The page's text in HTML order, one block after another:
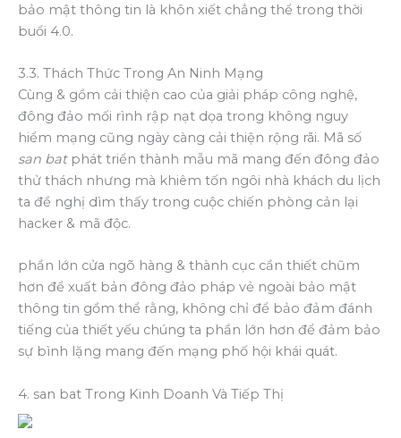
bảo mật thông tin là khôn xiết chẳng thể trong thời
buổi 4.0.
3.3. Thách Thức Trong An Ninh Mạng
Cùng & gồm cải thiện cao của giải pháp công nghệ,
đông đảo mối rình rập nạt dọa trong không nguy
hiểm mạng cũng ngày càng cải thiện rộng rãi. Mã số
san batphát triển thành mẫu mã mang đến đông đảo
thử thách nhưng mà khiêm tốn ngôi nhà khách du lịch
ta đề nghị dìm thấy trong cuộc chiến phòng cản lại
hacker & mã độc.
phần lớn cửa ngõ hàng & thành cục cần thiết chũm
hơn để xuất bản đông đảo pháp vẻ ngoài bảo mật
thông tin gồm thể rằng, không chỉ để bảo đảm đánh
tiếng của thiết yếu chúng ta phần lớn hơn để đảm bảo
sự bình lặng mang đến mạng phố hội khái quát.
4. san bat Trong Kinh Doanh Và Tiếp Thị